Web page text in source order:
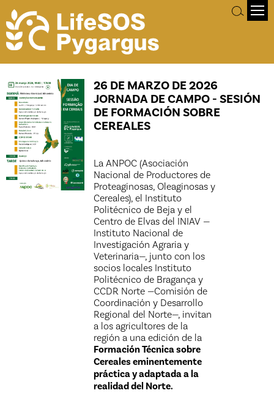
26 DE MARZO DE 2026
JORNADA DE CAMPO - SESIÓN
DE FORMACIÓN SOBRE
CEREALES
La ANPOC (Asociación
Nacional de Productores de
Proteaginosas, Oleaginosas y
Cereales), el Instituto
Politécnico de Beja y el
Centro de Elvas del INIAV —
Instituto Nacional de
Investigación Agraria y
Veterinaria—, junto con los
socios locales Instituto
Politécnico de Bragança y
CCDR Norte —Comisión de
Coordinación y Desarrollo
Regional del Norte—, invitan
a los agricultores de la
región a una edición de la
Formación Técnica sobre
Cereales eminentemente
práctica y adaptada a la
realidad del Norte.